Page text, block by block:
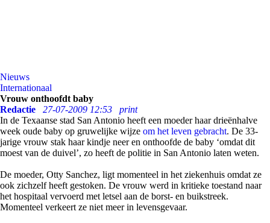
Nieuws
Internationaal
Vrouw onthoofdt baby
Redactie
27-07-2009 12:53
print
In de Texaanse stad San Antonio heeft een moeder haar drieënhalve
week oude baby op gruwelijke wijze om het leven gebracht. De 33-
jarige vrouw stak haar kindje neer en onthoofde de baby ‘omdat dit
moest van de duivel’, zo heeft de politie in San Antonio laten weten.
De moeder, Otty Sanchez, ligt momenteel in het ziekenhuis omdat ze
ook zichzelf heeft gestoken. De vrouw werd in kritieke toestand naar
het hospitaal vervoerd met letsel aan de borst- en buikstreek.
Momenteel verkeert ze niet meer in levensgevaar.